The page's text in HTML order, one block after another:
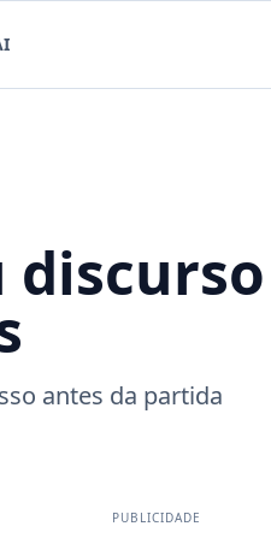
antes da partida
PUBLICIDADE